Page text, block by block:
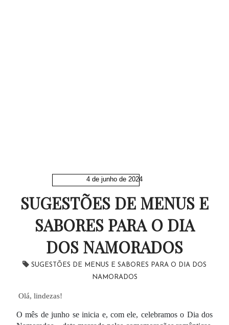
4 de junho de 2024
SUGESTÕES DE MENUS E
SABORES PARA O DIA
DOS NAMORADOS
SUGESTÕES DE MENUS E SABORES PARA O DIA DOS
NAMORADOS
Olá, lindezas!
O mês de junho se inicia e, com ele, celebramos o Dia dos